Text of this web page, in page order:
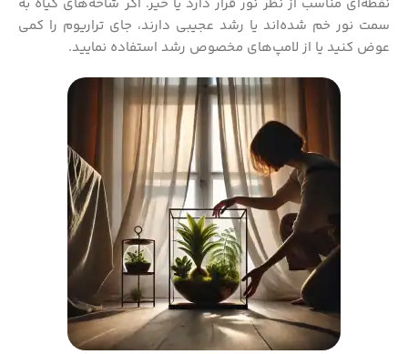
سمت نور خم شده‌اند یا رشد عجیبی دارند، جای تراریوم را کمی
عوض کنید یا از لامپ‌های مخصوص رشد استفاده نمایید.